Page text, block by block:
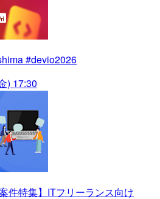
#devio2026
) 17:30
件特集】ITフリーランス向け